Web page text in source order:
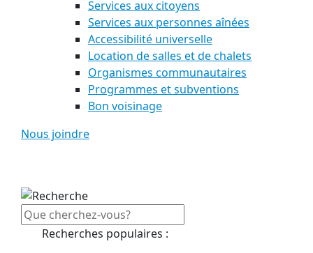
Services aux citoyens
Services aux personnes aînées
Accessibilité universelle
Location de salles et de chalets
Organismes communautaires
Programmes et subventions
Bon voisinage
Nous joindre
Recherches populaires :